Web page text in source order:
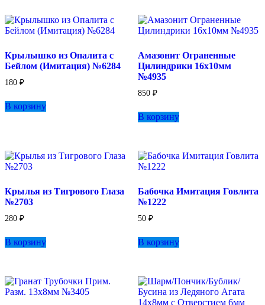
Крылышко из Опалита с
Бейлом (Имитация) №6284
180 ₽
В корзину
Амазонит Ограненные
Цилиндрики 16х10мм
№4935
850 ₽
В корзину
Крылья из Тигрового Глаза
№2703
280 ₽
В корзину
Бабочка Имитация Говлита
№1222
50 ₽
В корзину